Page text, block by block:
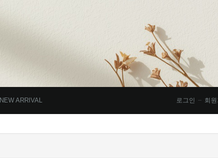
NEW ARRIVAL 회
로그인